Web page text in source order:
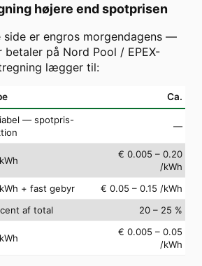
højere end spotprisen
side er engros morgendagens —
betaler på Nord Pool / EPEX-
lægger til:
Ca.
— spotpris-
—
€ 0.005 – 0.20
/kWh
+ fast gebyr
€ 0.05 – 0.15 /kWh
af total
20 – 25 %
€ 0.005 – 0.05
/kWh